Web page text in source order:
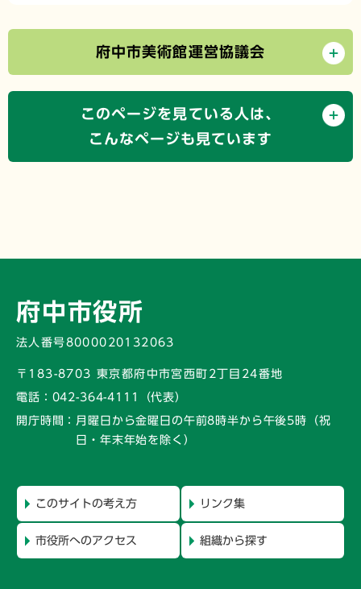
府中市美術館運営協議会
このページを見ている人は、
こんなページも見ています
府中市役所
法人番号8000020132063
〒183-8703 東京都府中市宮西町2丁目24番地
電話： 042-364-4111（代表）
開庁時間： 月曜日から金曜日の午前8時半から午後5時 （祝
日・年末年始を除く）
このサイトの考え方 リンク集
市役所へのアクセス 組織から探す